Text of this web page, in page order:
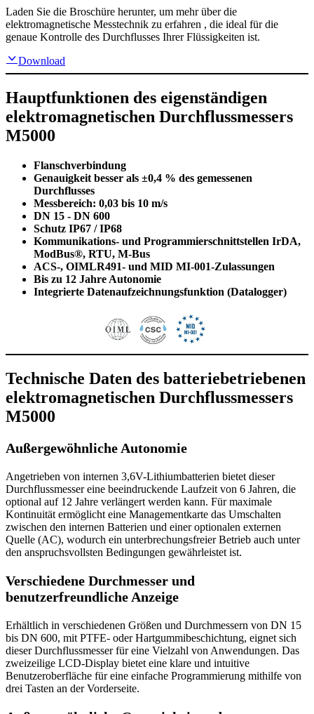
Laden Sie die Broschüre herunter, um mehr über die
elektromagnetische Messtechnik zu erfahren , die ideal für die
genaue Kontrolle des Durchflusses Ihrer Flüssigkeiten ist.
Download
Hauptfunktionen des eigenständigen
elektromagnetischen Durchflussmessers
M5000
Flanschverbindung
Genauigkeit besser als ±0,4 % des gemessenen
Durchflusses
Messbereich: 0,03 bis 10 m/s
DN 15 - DN 600
Schutz IP67 / IP68
Kommunikations- und Programmierschnittstellen IrDA,
ModBus®, RTU, M-Bus
ACS-, OIMLR491- und MID MI-001-Zulassungen
Bis zu 12 Jahre Autonomie
Integrierte Datenaufzeichnungsfunktion (Datalogger)
Technische Daten des batteriebetriebenen
elektromagnetischen Durchflussmessers
M5000
Außergewöhnliche Autonomie
Angetrieben von internen 3,6V-Lithiumbatterien bietet dieser
Durchflussmesser eine beeindruckende Laufzeit von 6 Jahren, die
optional auf 12 Jahre verlängert werden kann. Für maximale
Kontinuität ermöglicht eine Managementkarte das Umschalten
zwischen den internen Batterien und einer optionalen externen
Quelle (AC), wodurch ein unterbrechungsfreier Betrieb auch unter
den anspruchsvollsten Bedingungen gewährleistet ist.
Verschiedene Durchmesser und
benutzerfreundliche Anzeige
Erhältlich in verschiedenen Größen und Durchmessern von DN 15
bis DN 600, mit PTFE- oder Hartgummibeschichtung, eignet sich
dieser Durchflussmesser für eine Vielzahl von Anwendungen. Das
zweizeilige LCD-Display bietet eine klare und intuitive
Benutzeroberfläche für eine einfache Programmierung mithilfe von
drei Tasten an der Vorderseite.